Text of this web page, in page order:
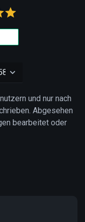
und nur nach
Abgesehen
bearbeitet oder